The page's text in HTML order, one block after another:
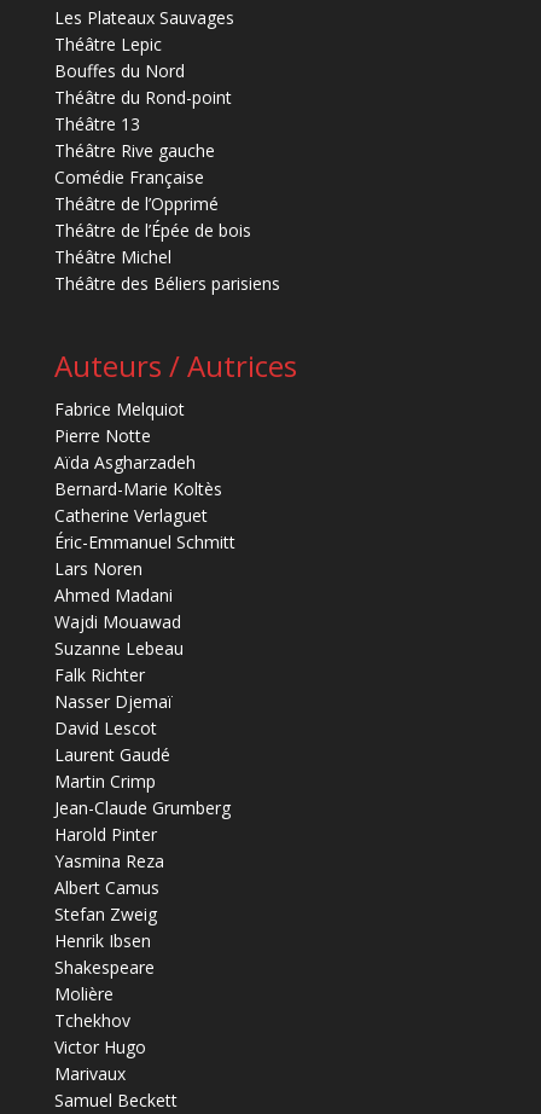
Les Plateaux Sauvages
Théâtre Lepic
Bouffes du Nord
Théâtre du Rond-point
Théâtre 13
Théâtre Rive gauche
Comédie Française
Théâtre de l’Opprimé
Théâtre de l’Épée de bois
Théâtre Michel
Théâtre des Béliers parisiens
Auteurs / Autrices
Fabrice Melquiot
Pierre Notte
Aïda Asgharzadeh
Bernard-Marie Koltès
Catherine Verlaguet
Éric-Emmanuel Schmitt
Lars Noren
Ahmed Madani
Wajdi Mouawad
Suzanne Lebeau
Falk Richter
Nasser Djemaï
David Lescot
Laurent Gaudé
Martin Crimp
Jean-Claude Grumberg
Harold Pinter
Yasmina Reza
Albert Camus
Stefan Zweig
Henrik Ibsen
Shakespeare
Molière
Tchekhov
Victor Hugo
Marivaux
Samuel Beckett